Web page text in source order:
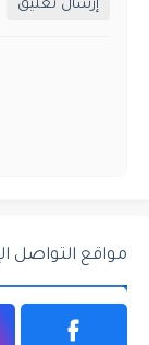
إرسال تعليق
مواقع التواصل